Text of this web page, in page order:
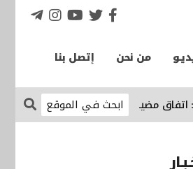
من نحن إتصل بنا
مضيق هرمز النهائي "بات قريباً"